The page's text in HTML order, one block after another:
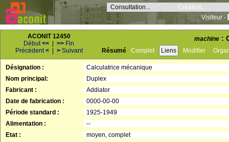
Consultation...
Création...
Visiteur -
ACONIT 12450
Début<< >> Fin
Précédent< > Suivant
machine :
Résumé Complet Liens Modifier
Désignation :
Calculatrice mécanique
Nom principal:
Duplex
Fabricant :
Addiator
Date de fabrication :
0000-00-00
Période standard :
1925-1949
Alimentation :
--
Etat :
moyen, complet